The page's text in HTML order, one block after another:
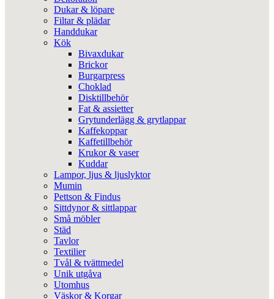
Dukar & löpare
Filtar & plädar
Handdukar
Kök
Bivaxdukar
Brickor
Burgarpress
Choklad
Disktillbehör
Fat & assietter
Grytunderlägg & grytlappar
Kaffekoppar
Kaffetillbehör
Krukor & vaser
Kuddar
Lampor, ljus & ljuslyktor
Mumin
Pettson & Findus
Sittdynor & sittlappar
Små möbler
Städ
Tavlor
Textilier
Tvål & tvättmedel
Unik utgåva
Utomhus
Väskor & Korgar